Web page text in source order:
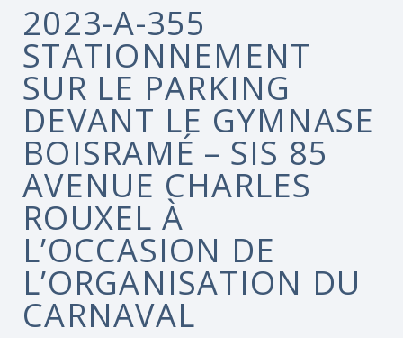
2023-A-355
STATIONNEMENT
SUR LE PARKING
DEVANT LE GYMNASE
BOISRAMÉ – SIS 85
AVENUE CHARLES
ROUXEL À
L’OCCASION DE
L’ORGANISATION DU
CARNAVAL